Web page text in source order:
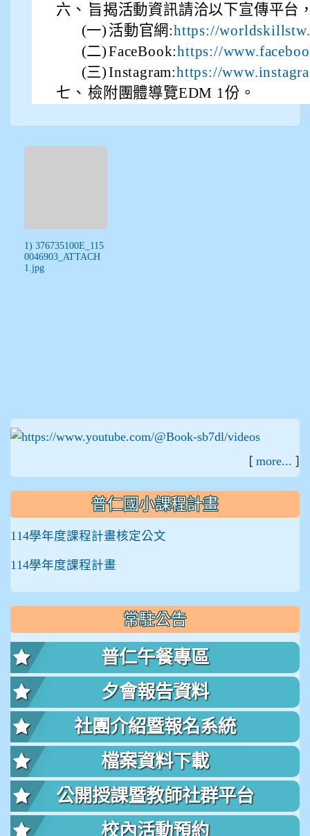
六、 旨揭活動資訊請洽以下宣傳平台
(一) 活動官網:https://
(二)FaceBook:https://
(三)Instagram:https://
七、 檢附團體導覽EDM 1份。
1) 376735100E_115
0046903_ATTACH
1.jpg
[ more... ]
普仁國小課程計畫
114學年度課程計畫核定公文
114學年度課程計畫
常駐公告
普仁午餐專區
夕會報告資料
社團介紹暨報名系統
檔案資料下載
公開授課暨教師社群平台
校內活動預約